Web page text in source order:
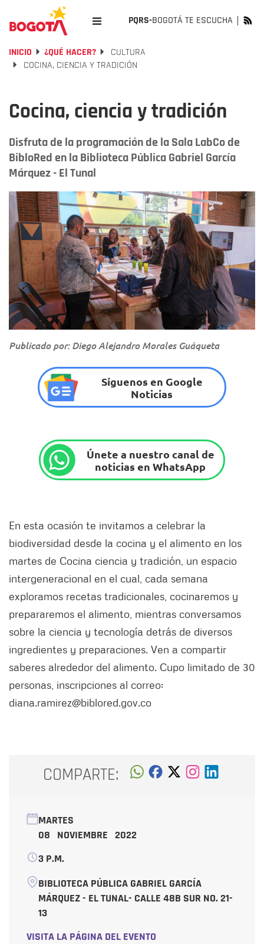
PQRS-BOGOTÁ TE ESCUCHA
INICIO ¿QUÉ HACER?
CULTURA
COCINA, CIENCIA Y TRADICIÓN
Cocina, ciencia y tradición
Disfruta de la programación de la Sala LabCo de
BibloRed en la Biblioteca Pública Gabriel García
Márquez - El Tunal
Publicado por: Diego Alejandro Morales Guáqueta
Síguenos en Google
Noticias
Únete a nuestro canal de
noticias en WhatsApp
En esta ocasión te invitamos a celebrar la
biodiversidad desde la cocina y el alimento en los
martes de Cocina ciencia y tradición, un espacio
intergeneracional en el cual, cada semana
exploramos recetas tradicionales, cocinaremos y
prepararemos el alimento, mientras conversamos
sobre la ciencia y tecnología detrás de diversos
ingredientes y preparaciones. Ven a compartir
saberes alrededor del alimento. Cupo limitado de 30
personas, inscripciones al correo:
diana.ramirez@biblored.gov.co
COMPARTE:
MARTES
08 NOVIEMBRE 2022
3 P.M.
BIBLIOTECA PÚBLICA GABRIEL GARCÍA
MÁRQUEZ - EL TUNAL- CALLE 48B SUR NO. 21-
13
VISITA LA PÁGINA DEL EVENTO